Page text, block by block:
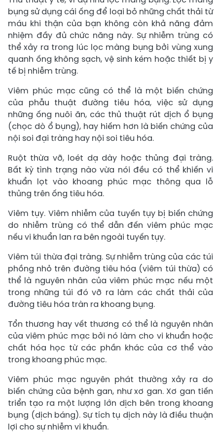
bụng sử dụng cái ống để loại bỏ những chất thải từ
máu khi thận của bạn không còn khả năng đảm
nhiệm đầy đủ chức năng này. Sự nhiễm trùng có
thể xảy ra trong lúc lọc màng bụng bởi vùng xung
quanh ống không sạch, vệ sinh kém hoặc thiết bị y
tế bị nhiễm trùng.
Viêm phúc mạc cũng có thể là một biến chứng
của phẫu thuật đường tiêu hóa, việc sử dụng
những ống nuôi ăn, các thủ thuật rút dịch ổ bụng
(chọc dò ổ bụng), hay hiếm hơn là biến chứng của
nội soi đại tràng hay nội soi tiêu hóa.
Ruột thừa vỡ, loét dạ dày hoặc thủng đại tràng.
Bất kỳ tình trạng nào vừa nói đều có thể khiến vi
khuẩn lọt vào khoang phúc mạc thông qua lỗ
thủng trên ống tiêu hóa.
Viêm tụy. Viêm nhiễm của tuyến tụy bị biến chứng
do nhiễm trùng có thể dẫn đến viêm phúc mạc
nếu vi khuẩn lan ra bên ngoài tuyến tụy.
Viêm túi thừa đại tràng. Sự nhiễm trùng của các túi
phồng nhỏ trên đường tiêu hóa (viêm túi thừa) có
thể là nguyên nhân của viêm phúc mạc nếu một
trong những túi đó vỡ ra làm các chất thải của
đường tiêu hóa tràn ra khoang bụng.
Tổn thương hay vết thương có thể là nguyên nhân
của viêm phúc mạc bởi nó làm cho vi khuẩn hoặc
chất hóa học từ các phần khác của cơ thể vào
trong khoang phúc mạc.
Viêm phúc mạc nguyên phát thường xảy ra do
biến chứng của bệnh gan, như xơ gan. Xơ gan tiến
triển tạo ra một lượng lớn dịch bên trong khoang
bụng (dịch báng). Sự tích tụ dịch này là điều thuận
lợi cho sự nhiễm vi khuẩn.